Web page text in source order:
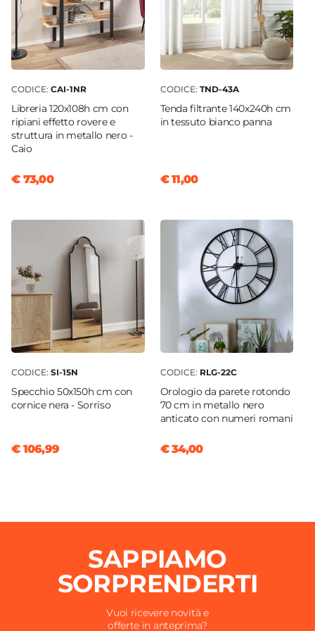
CODICE: CAI-1NR
Libreria 120x108h cm con
ripiani effetto rovere e
struttura in metallo nero -
Caio
€ 73,00
CODICE: TND-43A
Tenda filtrante 140x240h cm
in tessuto bianco panna
€ 11,00
CODICE: SI-15N
Specchio 50x150h cm con
cornice nera - Sorriso
€ 106,99
CODICE: RLG-22C
Orologio da parete rotondo
70 cm in metallo nero
anticato con numeri romani
€ 34,00
SAPPIAMO
SORPRENDERTI
Vuoi ricevere novità e
offerte in anteprima?